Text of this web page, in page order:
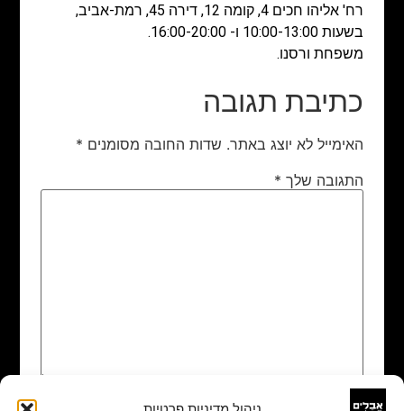
רח' אליהו חכים 4, קומה 12, דירה 45, רמת-אביב,
בשעות 10:00-13:00 ו- 16:00-20:00.
משפחת ורסנו.
כתיבת תגובה
האימייל לא יוצג באתר. שדות החובה מסומנים *
התגובה שלך *